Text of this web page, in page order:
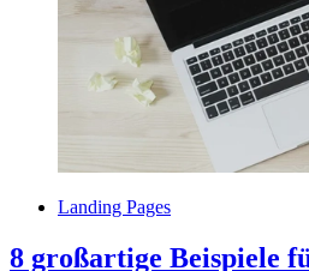
Landing Pages
8 großartige Beispiele